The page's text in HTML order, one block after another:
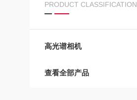
PRODUCT CLASSIFICATION
高光谱相机
查看全部产品